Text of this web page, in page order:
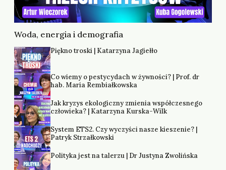
Woda, energia i demografia
Piękno troski | Katarzyna Jagiełło
Co wiemy o pestycydach w żywności? | Prof. dr
hab. Maria Rembiałkowska
Jak kryzys ekologiczny zmienia współczesnego
człowieka? | Katarzyna Kurska-Wilk
System ETS2. Czy wyczyści nasze kieszenie? |
Patryk Strzałkowski
Polityka jest na talerzu | Dr Justyna Zwolińska